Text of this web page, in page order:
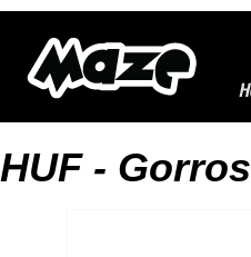
HUF - Gorros